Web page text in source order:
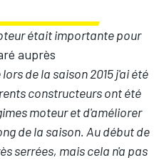
était importante pour
auprès
lors de la saison 2015 j'ai été
constructeurs ont été
moteur et d'améliorer
de la saison. Au début de
serrées, mais cela n'a pas